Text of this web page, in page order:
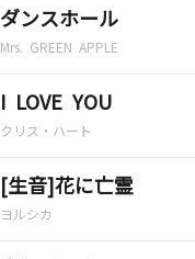
ダンスホール
Mrs. GREEN APPLE
I LOVE YOU
クリス・ハート
[生音]花に亡霊
ヨルシカ